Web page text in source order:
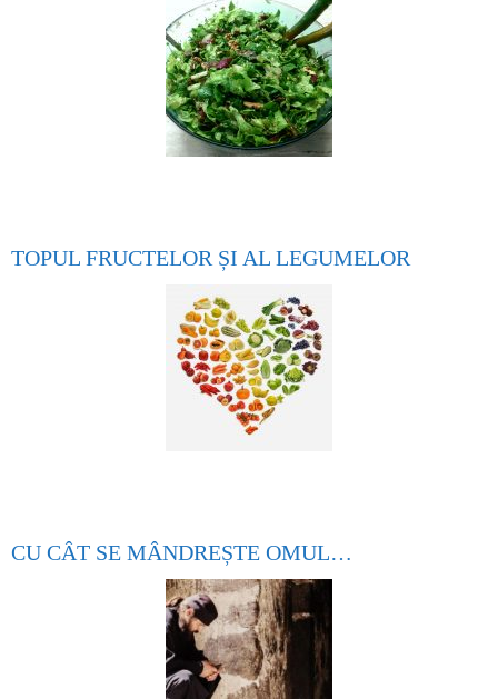
TOPUL FRUCTELOR ȘI AL LEGUMELOR
CU CÂT SE MÂNDREȘTE OMUL…